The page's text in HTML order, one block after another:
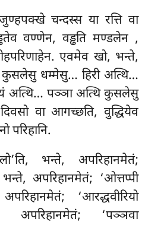
चन्दस्स या रत्ति वा
वण्णेन, वड्ढति मण्डलेन ,
एवमेव खो, भन्ते,
कुसलेसु धम्मेसु… हिरी अत्थि…
अत्थि… पञ्ञा अत्थि कुसलेसु
वा आगच्छति, वुद्धियेव
परिहानि.
भन्ते, अपरिहानमेतं;
भन्ते, अपरिहानमेतं; ‘ओत्तप्पी
‘आरद्धवीरियो
अपरिहानमेतं; ‘पञ्ञवा